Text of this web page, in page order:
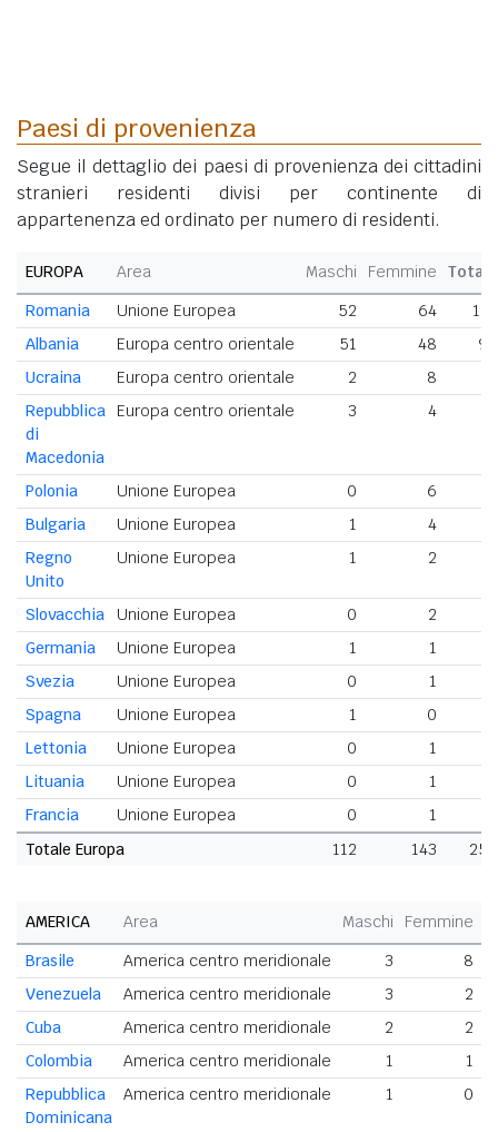
Paesi di provenienza
Segue il dettaglio dei paesi di provenienza dei cittadini
stranieri residenti divisi per continente di
appartenenza ed ordinato per numero di residenti.
EUROPA Area Maschi Femmine
Totale
Romania
Unione Europea 52 64
116
Albania
Europa centro orientale 51 48
99
Ucraina
Europa centro orientale 2 8
Repubblica
di
Macedonia
Europa centro orientale 3 4
Polonia Unione Europea 0 6
Bulgaria
Unione Europea 1 4
Regno
Unito
Unione Europea 1 2
Slovacchia Unione Europea 0 2
Germania
Unione Europea 1 1
Svezia
Unione Europea 0 1
Spagna
Unione Europea 1 0
Lettonia
Unione Europea 0 1
Lituania
Unione Europea 0 1
Francia
Unione Europea 0 1
Totale Europa
112 143 255
AMERICA Area Maschi Femmine
Brasile
America centro meridionale 3
8
Venezuela
America centro meridionale 3
2
Cuba
America centro meridionale 2
2
Colombia
America centro meridionale 1
1
Repubblica
Dominicana
America centro meridionale 1 0